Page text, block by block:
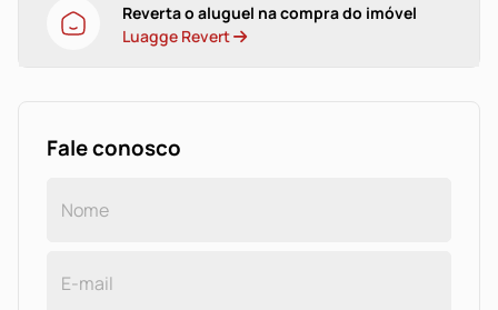
Reverta o aluguel na compra do imóvel
Luagge Revert
Fale conosco